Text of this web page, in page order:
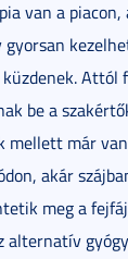
van a
Attól
be a
mellett már
akár
meg a
alternatív